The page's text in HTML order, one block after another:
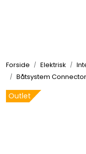
Forside Elektrisk
Båtsystem Connector
Outlet
Elektrisk
Bygg/Innredning